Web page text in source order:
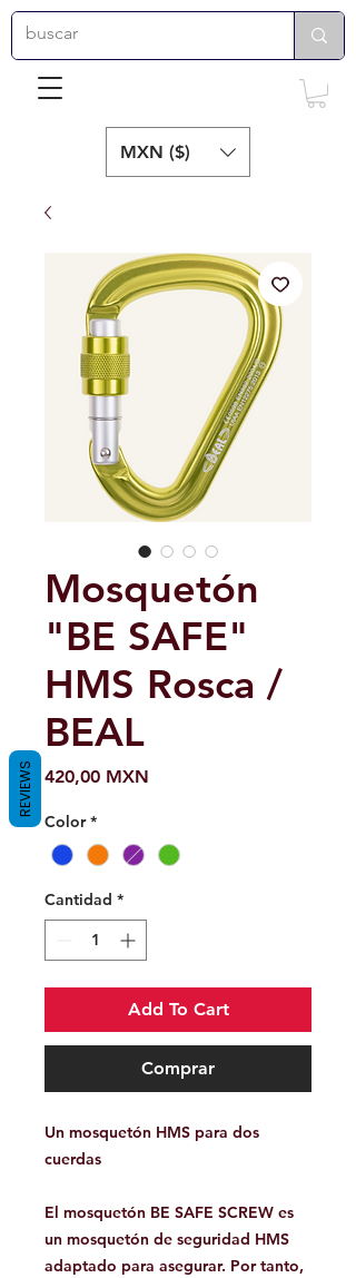
MXN ($)
Mosquetón
"BE SAFE"
HMS Rosca /
BEAL
420,00 MXN
Color *
Cantidad *
Add To Cart
Comprar
Un mosquetón HMS para dos
cuerdas
El mosquetón BE SAFE SCREW es
un mosquetón de seguridad HMS
adaptado para asegurar. Por tanto,
REVIEWS